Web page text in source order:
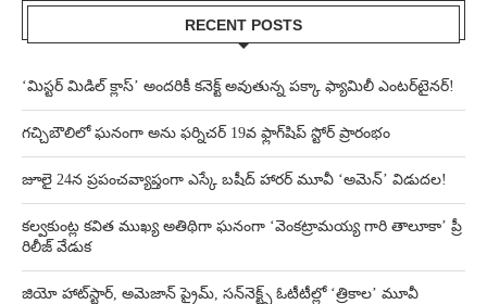
RECENT POSTS
‘మిస్టర్ మిడిల్ క్లాస్’ అందరికీ కనెక్ట్ అవుతున్న పక్కా ఫ్యామిలీ ఎంటర్‌టైనర్!
గచ్చిబౌలిలో ఘనంగా అను ఫర్నిచర్ 19వ ఫ్లాగ్‌షిప్ స్టోర్ ప్రారంభం
జూలై 24న ప్రపంచవ్యాప్తంగా ఎస్కే బషీద్‌ హారర్ మూవీ ‘అమెన్’ విడుదల!
కల్వకుంట్ల కవిత ముఖ్య అతిథిగా ఘనంగా ‘వెంకట్రామయ్య గారి తాలూకా’ ప్రీ
రిలీజ్ వేడుక
జియో హాట్‌స్టార్, అమెజాన్ ప్రైమ్, సన్‌నెక్ట్స్ ఓటీటీల్లో ‘త్రికాల’ మూవీ